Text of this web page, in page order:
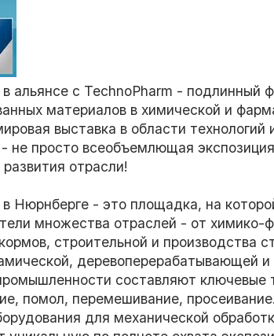
в альянсе с TechnoPharm - подлинный
материалов в химической и
выставка в области
- не просто всеобъемлющая
отрасли!
в Нюрнберге - это площадка, на
множества отраслей - от химико-
строительной и производства
деревоперерабатывающей
составляют ключевые
помол, перемешивание,
для механической